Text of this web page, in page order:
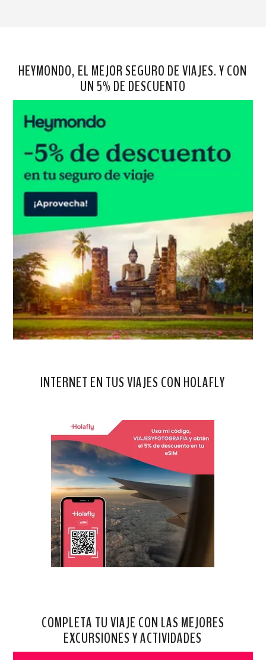
HEYMONDO, EL MEJOR SEGURO DE VIAJES. Y CON
UN 5% DE DESCUENTO
INTERNET EN TUS VIAJES CON HOLAFLY
COMPLETA TU VIAJE CON LAS MEJORES
EXCURSIONES Y ACTIVIDADES